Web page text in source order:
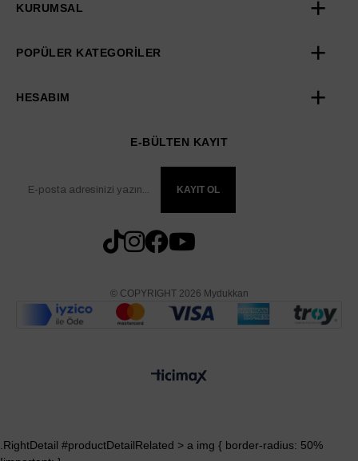
KURUMSAL
POPÜLER KATEGORİLER
HESABIM
E-BÜLTEN KAYIT
KAYIT OL
© COPYRIGHT 2026 Mydukkan
.RightDetail #productDetailRelated > a img { border-radius: 50%